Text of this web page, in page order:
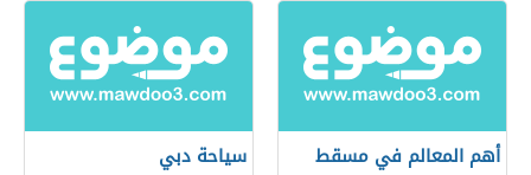
أهم المعالم في مسقط سياحة دبي